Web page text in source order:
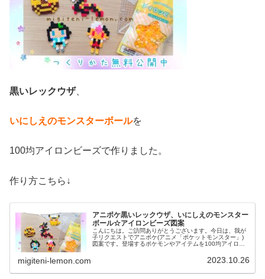
黒いレックウザ、
いにしえのモンスターボールを
100均アイロンビーズで作りました。
作り方こちら↓
アニポケ黒いレックウザ、いにしえのモンスター
ボール☆アイロンビーズ図案
こんにちは。ご訪問ありがとうございます。今日は、我が
子リクエストでアニポケ(アニメ「ポケットモンスター」)
図案です。登場するポケモンやアイテムを100均アイロン
migiteni-lemon.com 2023.10.26